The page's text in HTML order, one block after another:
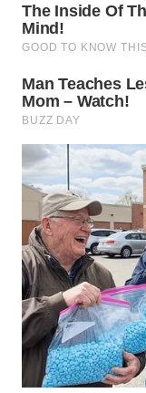
WN
LANGKAT
WN
TAPANULI
WN
TANJUNG
LESUNG
WN
KARO
WN
SIMALUNGUN